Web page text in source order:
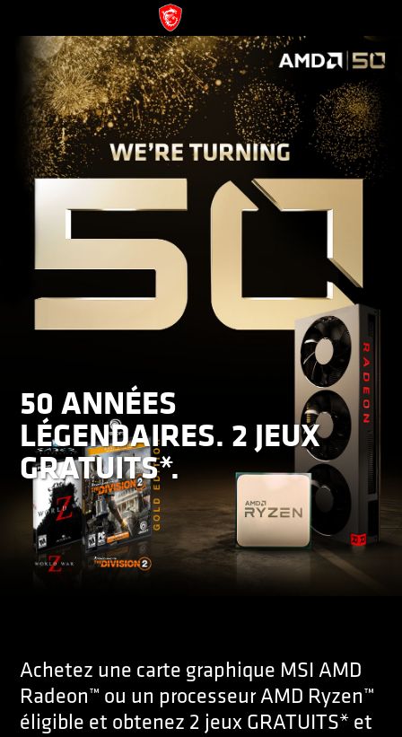
50 ANNÉES
LÉGENDAIRES. 2 JEUX
GRATUITS*.
Achetez une carte graphique MSI AMD
Radeon™ ou un processeur AMD Ryzen™
éligible et obtenez 2 jeux GRATUITS* et